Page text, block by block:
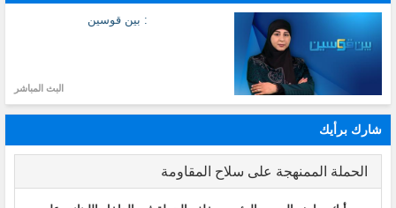
: بين قوسين
البث المباشر
شارك برأيك
الحملة الممنهجة على سلاح المقاومة